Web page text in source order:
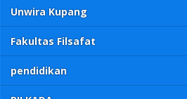
Unwira Kupang
Fakultas Filsafat
pendidikan